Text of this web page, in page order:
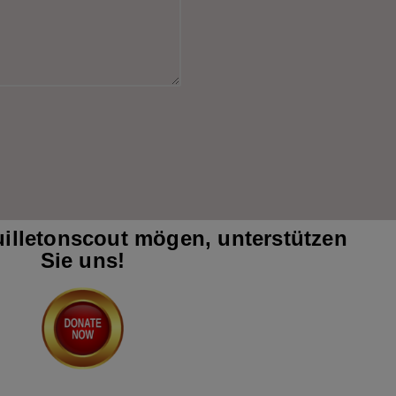
mögen, unterstützen
Sie uns!